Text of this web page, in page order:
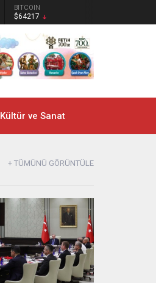
BITCOIN
$64217
Kültür ve Sanat
+ TÜMÜNÜ GÖRÜNTÜLE